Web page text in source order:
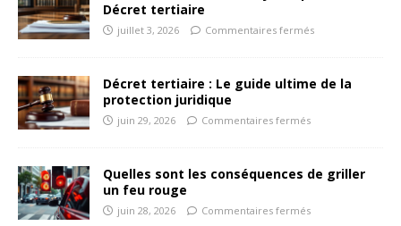
Décret tertiaire
juillet 3, 2026 Commentaires fermés
Décret tertiaire : Le guide ultime de la
protection juridique
juin 29, 2026 Commentaires fermés
Quelles sont les conséquences de griller
un feu rouge
juin 28, 2026 Commentaires fermés